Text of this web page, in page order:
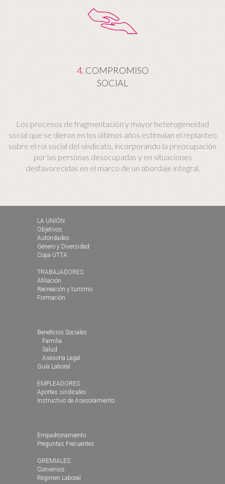
4. COMPROMISO
SOCIAL
Los procesos de fragmentación y mayor heterogeneidad
social que se dieron en los últimos años estimulan el replanteo
sobre el rol social del sindicato, incorporando la preocupación
por las personas desocupadas y en situaciones
desfavorecidas en el marco de un abordaje integral.
LA UNIÓN
Objetivos
Autoridades
Género y Diversidad
Copa UTTA
TRABAJADORES
Afiliación
Recreación y turismo
Formación
Beneficios Sociales
Familia
Salud
Asesoria Legal
Guía Laboral
EMPLEADORES
Aportes sindicales
Instructivo de Asesoramiento
Empadronamiento
Preguntas Frecuentes
GREMIALES
Convenios
Régimen Laboral